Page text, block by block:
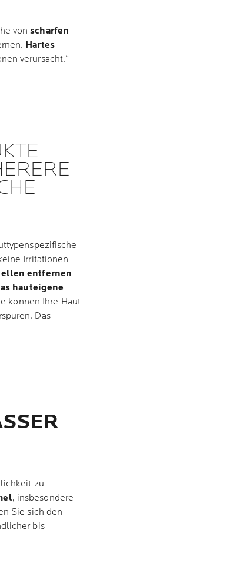
vonscharfen
Hartes
verursacht.“
Irritationen
entfernen
hauteigene
können Ihre Haut
Das
zu
, insbesondere
Sie sich den
bis